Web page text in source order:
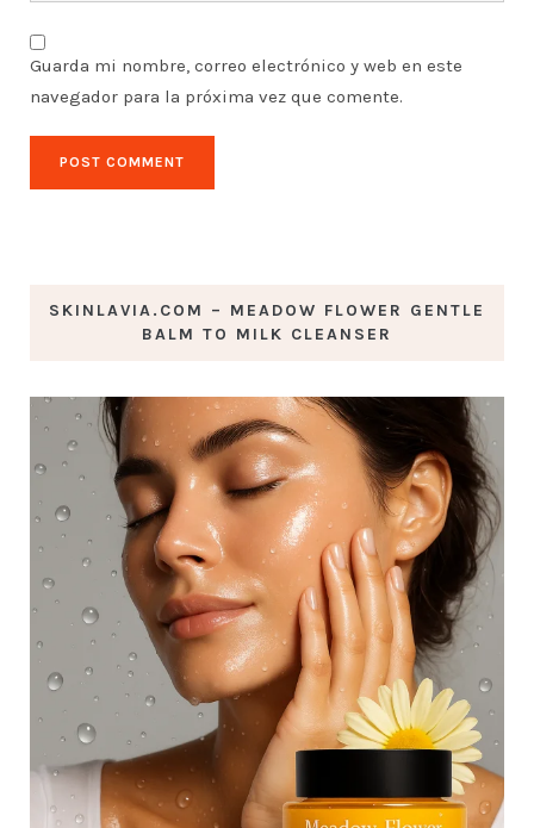
Guarda mi nombre, correo electrónico y web en este
navegador para la próxima vez que comente.
SKINLAVIA.COM – MEADOW FLOWER GENTLE
BALM TO MILK CLEANSER